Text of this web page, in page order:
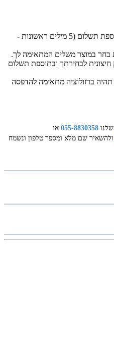
ניתן להוסיף כיתוב בתוספת תשלום (5 מילים ראשונות -
בחר במוצר משלים המתאימה לך.
חיצונית לבחירתך ובתוספת תשלום
ברזולוציה מתאימה להדפסה
055-8830358 או
ולהשאיר שם מלא ומספר טלפון ונשמח